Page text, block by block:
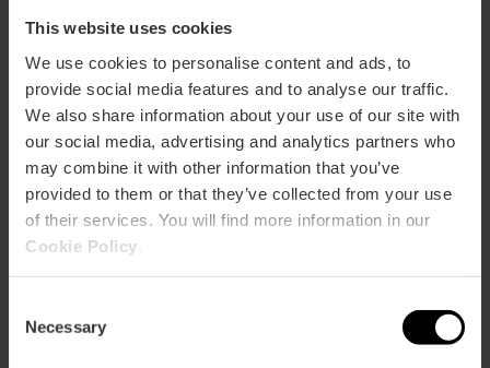
This website uses cookies
We use cookies to personalise content and ads, to
provide social media features and to analyse our traffic.
We also share information about your use of our site with
our social media, advertising and analytics partners who
may combine it with other information that you’ve
provided to them or that they’ve collected from your use
of their services. You will find more information in our
Cookie Policy
Selection
Necessary
Entradas a todo el complejo de la Ciudad
de las Artes y las Ciencias
4.8 - 289 opiniones
10% dto València Tourist Card
Desde51,25 €